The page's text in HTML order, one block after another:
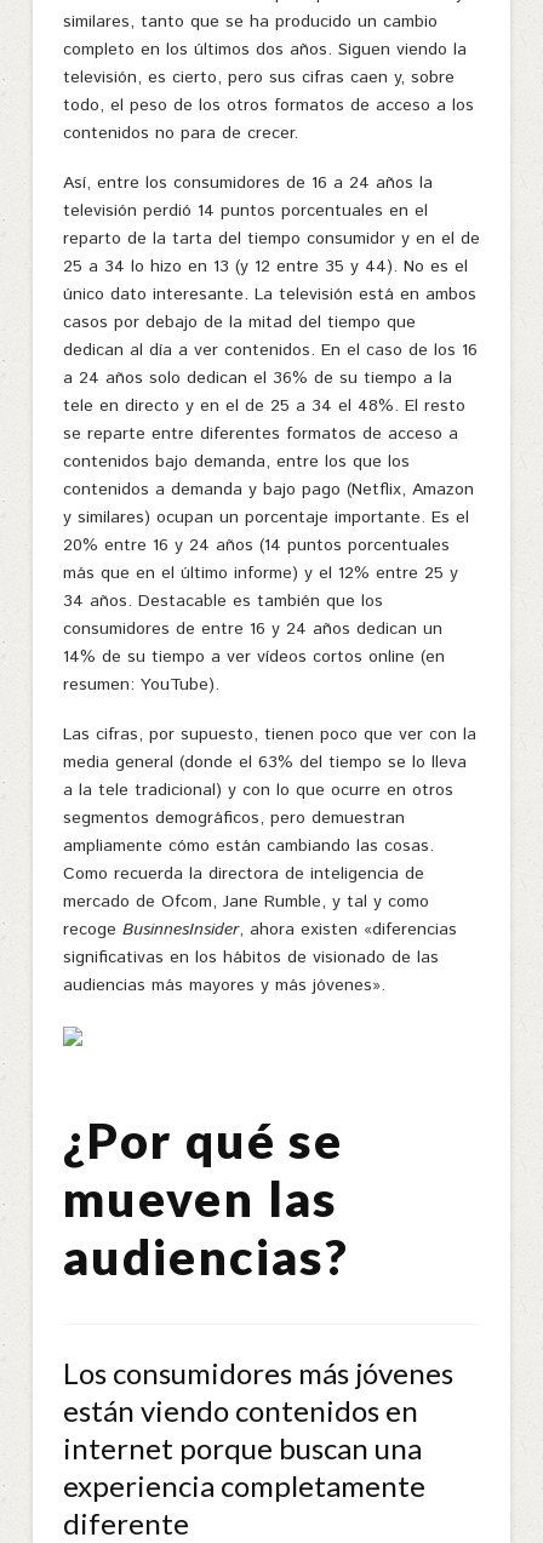
similares, tanto que se ha producido un cambio
completo en los últimos dos años. Siguen viendo la
televisión, es cierto, pero sus cifras caen y, sobre
todo, el peso de los otros formatos de acceso a los
contenidos no para de crecer.
Así, entre los consumidores de 16 a 24 años la
televisión perdió 14 puntos porcentuales en el
reparto de la tarta del tiempo consumidor y en el de
25 a 34 lo hizo en 13 (y 12 entre 35 y 44). No es el
único dato interesante. La televisión está en ambos
casos por debajo de la mitad del tiempo que
dedican al día a ver contenidos. En el caso de los 16
a 24 años solo dedican el 36% de su tiempo a la
tele en directo y en el de 25 a 34 el 48%. El resto
se reparte entre diferentes formatos de acceso a
contenidos bajo demanda, entre los que los
contenidos a demanda y bajo pago (Netflix, Amazon
y similares) ocupan un porcentaje importante. Es el
20% entre 16 y 24 años (14 puntos porcentuales
más que en el último informe) y el 12% entre 25 y
34 años. Destacable es también que los
consumidores de entre 16 y 24 años dedican un
14% de su tiempo a ver vídeos cortos online (en
resumen: YouTube).
Las cifras, por supuesto, tienen poco que ver con la
media general (donde el 63% del tiempo se lo lleva
a la tele tradicional) y con lo que ocurre en otros
segmentos demográficos, pero demuestran
ampliamente cómo están cambiando las cosas.
Como recuerda la directora de inteligencia de
mercado de Ofcom, Jane Rumble, y tal y como
recoge BusinnesInsider, ahora existen «diferencias
significativas en los hábitos de visionado de las
audiencias más mayores y más jóvenes».
¿Por qué se
mueven las
audiencias?
Los consumidores más jóvenes
están viendo contenidos en
internet porque buscan una
experiencia completamente
diferente